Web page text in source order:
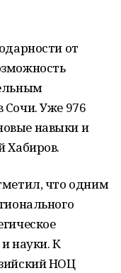
от
Сочи. Уже 976
навыки и
Хабиров.
что одним
науки. К
НОЦ